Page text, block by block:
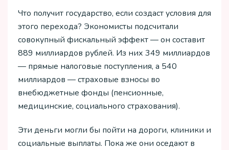
Что получит государство, если создаст условия для
этого перехода? Экономисты подсчитали
совокупный фискальный эффект — он составит
889 миллиардов рублей. Из них 349 миллиардов
— прямые налоговые поступления, а 540
миллиардов — страховые взносы во
внебюджетные фонды (пенсионные,
медицинские, социального страхования).
Эти деньги могли бы пойти на дороги, клиники и
социальные выплаты. Пока же они оседают в